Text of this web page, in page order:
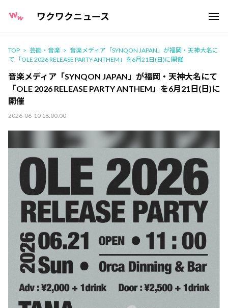
ワクワクニュース
TOP 芸能・音楽
音楽メディア「SYNQON JAPAN」が福岡・天神大名に
て 「OLE 2026 RELEASE PARTY ANTHEM」を6月21日(日)に開催
音楽メディア「SYNQON JAPAN」が福岡・天神大名にて
「OLE 2026 RELEASE PARTY ANTHEM」を6月21日(日)に
開催
2026-06-10 18:00:00